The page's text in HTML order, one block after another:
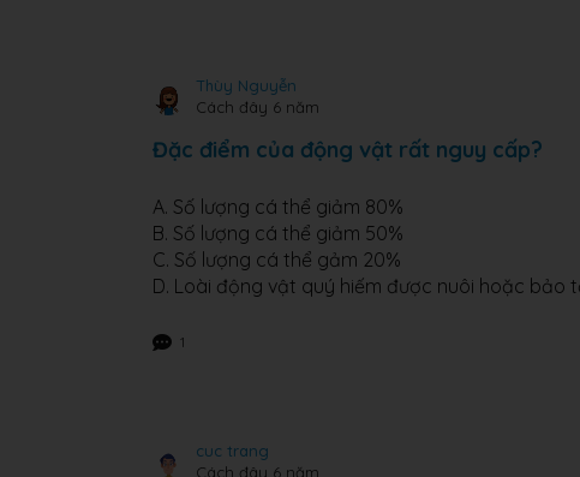
Thùy Nguyễn
Cách đây 6 năm
Đặc điểm của động vật rất nguy cấp?
A. Số lượng cá thể giảm 80%
B. Số lượng cá thể giảm 50%
C. Số lượng cá thể gảm 20%
D. Loài động vật quý hiếm được nuôi hoặc bảo
1
cuc trang
Cách đây 6 năm